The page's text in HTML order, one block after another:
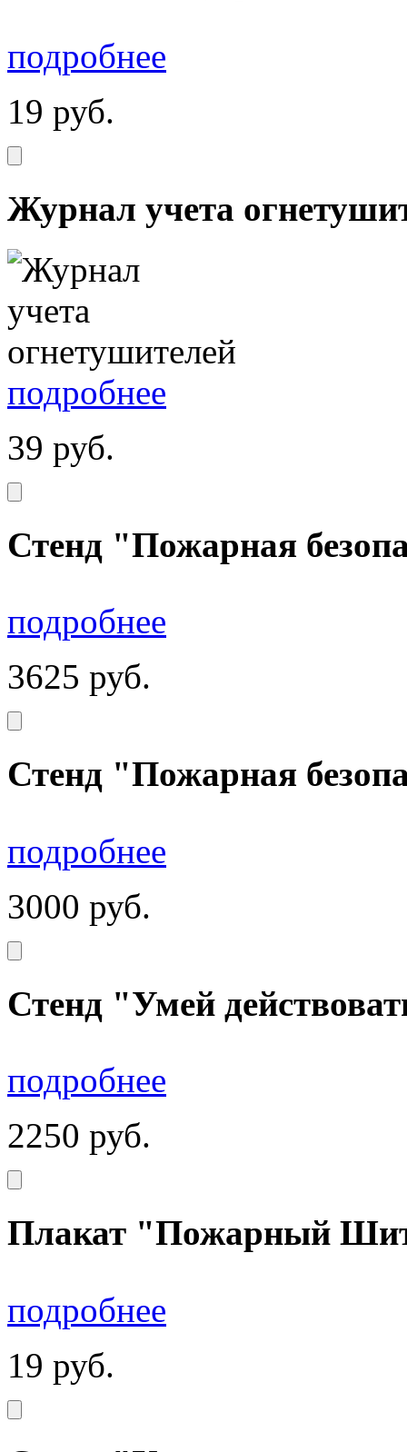
подробнее
19 руб.
Журнал учета
подробнее
39 руб.
Стенд "Пожарная
подробнее
3625 руб.
Стенд "Пожарная
подробнее
3000 руб.
Стенд "Умей
подробнее
2250 руб.
Плакат "Пожарный
подробнее
19 руб.